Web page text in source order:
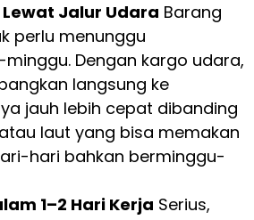
Jalur Udara Barang
perlu menunggu
Dengan kargo udara,
langsung ke
jauh lebih cepat dibanding
laut yang bisa memakan
hari bahkan berminggu-
1–2 Hari Kerja Serius,